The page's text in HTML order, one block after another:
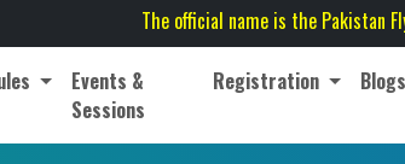
The official name is the Pakistan Flying Disc
Events &
Sessions
Registration Blogs